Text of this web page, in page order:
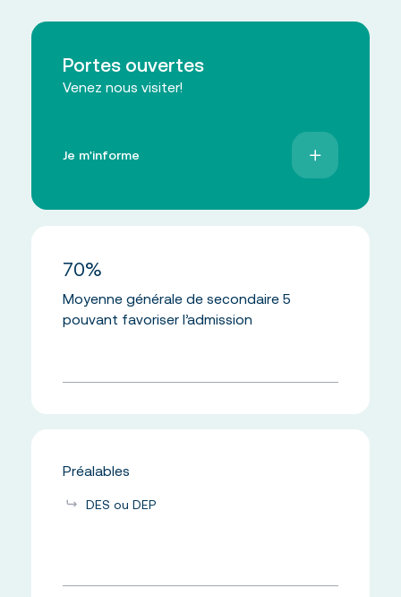
Portes ouvertes
Venez nous visiter!
Je m'informe
70%
Moyenne générale de secondaire 5
pouvant favoriser l’admission
Préalables
DES ou DEP